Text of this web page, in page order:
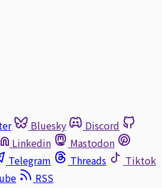
Bluesky
Discord
Linkedin
Mastodon
Telegram Threads
Tiktok
RSS